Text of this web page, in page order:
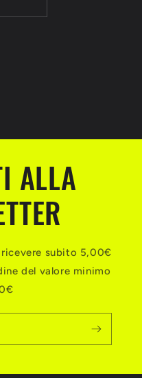
ALLA
subito 5,00€
del valore minimo